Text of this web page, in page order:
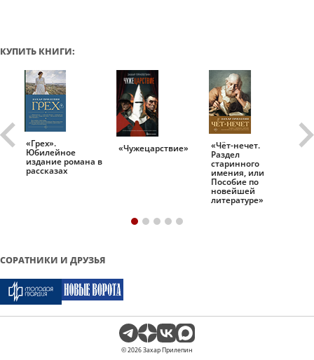
КУПИТЬ КНИГИ:
«Грех».
Юбилейное
издание романа в
рассказах
«Чужецарствие» «Чёт-нечет.
Раздел
старинного
имения, или
Пособие по
новейшей
литературе»
СОРАТНИКИ И ДРУЗЬЯ
© 2026 Захар Прилепин